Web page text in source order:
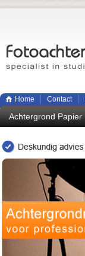
Home Contact
Achtergrond Papier